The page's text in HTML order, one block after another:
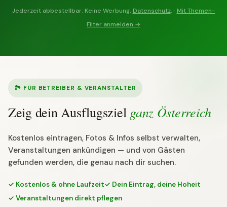
Jederzeit abbestellbar. Keine Werbung. Datenschutz. · Mit Themen-
Filter anmelden →
🏞 FÜR BETREIBER & VERANSTALTER
Zeig dein Ausflugsziel ganz Österreich
Kostenlos eintragen, Fotos & Infos selbst verwalten,
Veranstaltungen ankündigen — und von Gästen
gefunden werden, die genau nach dir suchen.
✓ Kostenlos & ohne Laufzeit✓ Dein Eintrag, deine Hoheit
✓ Veranstaltungen direkt pflegen